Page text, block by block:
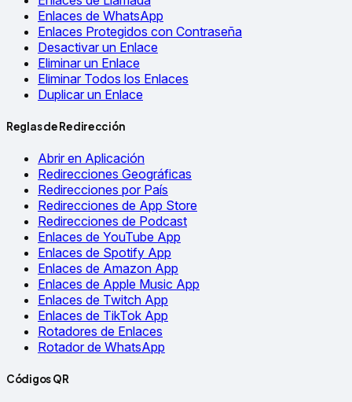
Enlaces de WhatsApp
Enlaces Protegidos con Contraseña
Desactivar un Enlace
Eliminar un Enlace
Eliminar Todos los Enlaces
Duplicar un Enlace
Reglas de Redirección
Abrir en Aplicación
Redirecciones Geográficas
Redirecciones por País
Redirecciones de App Store
Redirecciones de Podcast
Enlaces de YouTube App
Enlaces de Spotify App
Enlaces de Amazon App
Enlaces de Apple Music App
Enlaces de Twitch App
Enlaces de TikTok App
Rotadores de Enlaces
Rotador de WhatsApp
Códigos QR